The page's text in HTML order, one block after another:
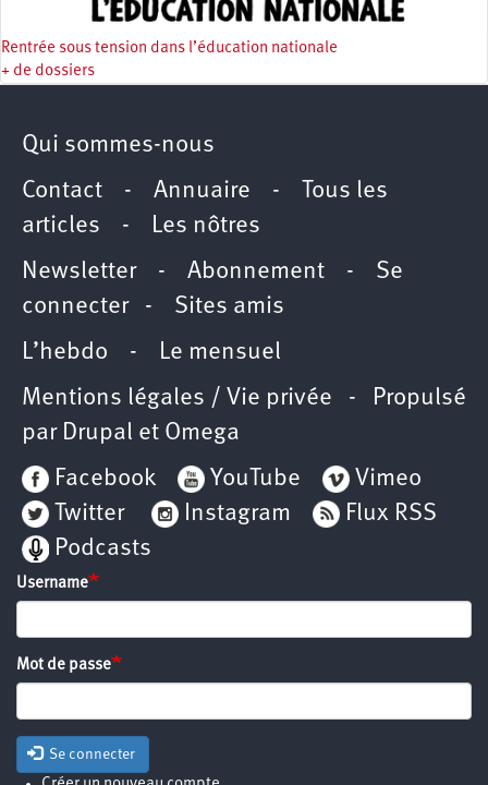
Rentrée sous tension dans l’éducation nationale
+ de dossiers
Qui sommes-nous
Contact - Annuaire -
Tous les
articles - Les nôtres
Newsletter- Abonnement - Se
connecter- Sites amis
L’hebdo - Le mensuel
Mentions légales / Vie privée - Propulsé
par Drupal et Omega
Facebook
YouTube
Vimeo
Twitter
Instagram
Flux RSS
Podcasts
Username
Mot de passe
Se connecter